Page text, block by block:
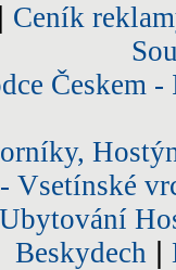
Ceník
Českem
Vsetínské
Ubytování
Beskydech